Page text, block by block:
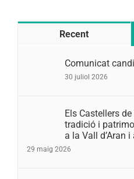
Recent
Comunicat
30 juliol 2026
Els Castellers
tradició i
a la Vall d’Aran
29 maig 2026